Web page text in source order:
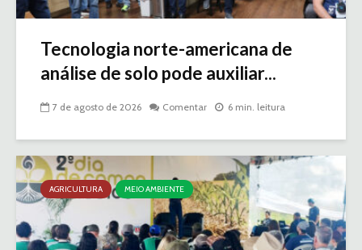
Tecnologia norte-americana de
análise de solo pode auxiliar...
7 de agosto de 2026 Comentar 6 min. leitura
AGRICULTURA MEIO AMBIENTE